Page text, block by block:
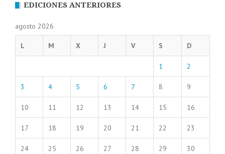
EDICIONES ANTERIORES
agosto 2026
L M X J V S D
1 2
3 4 5 6 7 8 9
10 11 12 13 14 15 16
17 18 19 20 21 22 23
24 25 26 27 28 29 30